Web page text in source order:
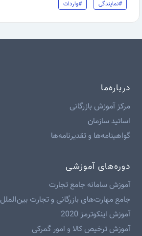
#نمایندگی
#واردات
درباره‌ما
مرکز آموزش بازرگانی
اساتید سازمان
گواهینامه‌ها و تقدیرنامه‌ها
دوره‌های آموزشی
آموزش سامانه جامع تجارت
جامع مهارت‌های بازرگانی و تجارت بین‌الملل
آموزش اینکوترمز 2020
آموزش ترخیص کالا و امور گمرکی